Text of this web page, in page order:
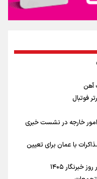
آهن
فوتبال
امور خارجه در نشست خبری
با عمان برای تعیین
۱۴۰۵